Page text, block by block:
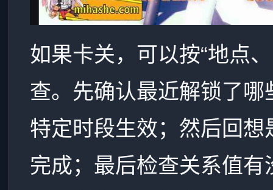
如果卡关，可以按“地点
查。先确认最近解锁了
特定时段生效；然后回
完成；最后检查关系值